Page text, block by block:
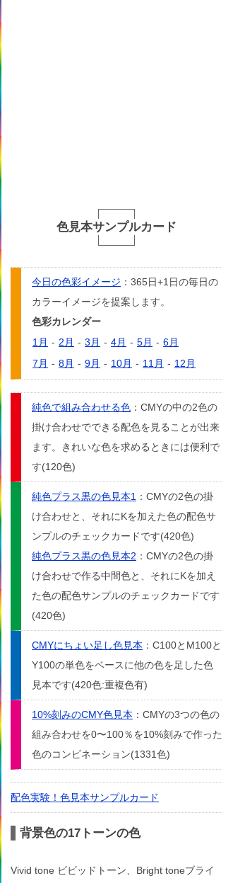
色見本サンプルカード
今日の色彩イメージ ：365日+1日の毎日の
カラーイメージを提案します。
色彩カレンダー
1月 - 2月 - 3月 - 4月 - 5月 - 6月
7月 - 8月 - 9月 - 10月 - 11月 - 12月
純色で組み合わせる色 ：CMYの中の2色の
掛け合わせでできる配色を見ることが出来
ます。きれいな色を求めるときには便利で
す(120色)
純色プラス黒の色見本1 ：CMYの2色の掛
け合わせと、それにKを加えた色の配色サ
ンプルのチェックカードです(420色)
純色プラス黒の色見本2 ：CMYの2色の掛
け合わせで作る中間色と、それにKを加え
た色の配色サンプルのチェックカードです
(420色)
CMYにちょい足し色見本 ：C100とM100と
Y100の単色をベースに他の色を足した色
見本です(420色:重複色有)
10%刻みのCMY色見本 ：CMYの3つの色の
組み合わせを0〜100％を10%刻みで作った
色のコンビネーション(1331色)
配色実験！色見本サンプルカード
背景色の17トーンの色
Vivid tone ビビッドトーン、Bright toneブライ